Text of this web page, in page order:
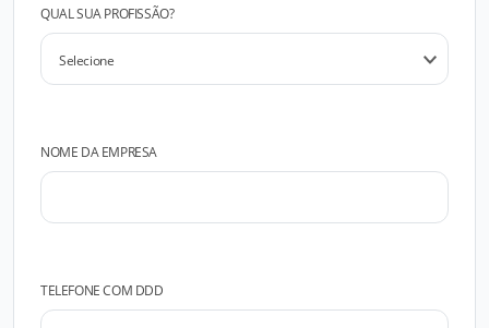
QUAL SUA PROFISSÃO?
NOME DA EMPRESA
TELEFONE COM DDD